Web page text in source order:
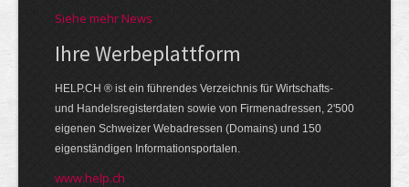
Siehe mehr News
Ihre Werbe­platt­form
HELP.CH ® ist ein führendes Ver­zeich­nis für Wirt­schafts-
und Handels­register­daten so­wie von Firmen­adressen, 2'500
eige­nen Schweizer Web­adressen (Domains) und 150
eigen­ständigen Infor­mations­por­talen.
www.help.ch